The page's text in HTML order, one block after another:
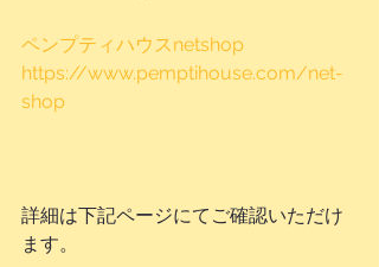
ペンプティハウスnetshop
https://www.pemptihouse.com/net-
shop
詳細は下記ページにてご確認いただけ
ます。